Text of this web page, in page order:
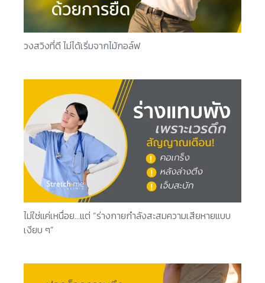
วงสวิงที่ดี ไม่ได้เริ่มจากไม้กอล์ฟ
ไม่ใช่แค่เหนื่อย…แต่ “ร่างกายกำลังสะสมความเสียหายแบบ
เงียบ ๆ”